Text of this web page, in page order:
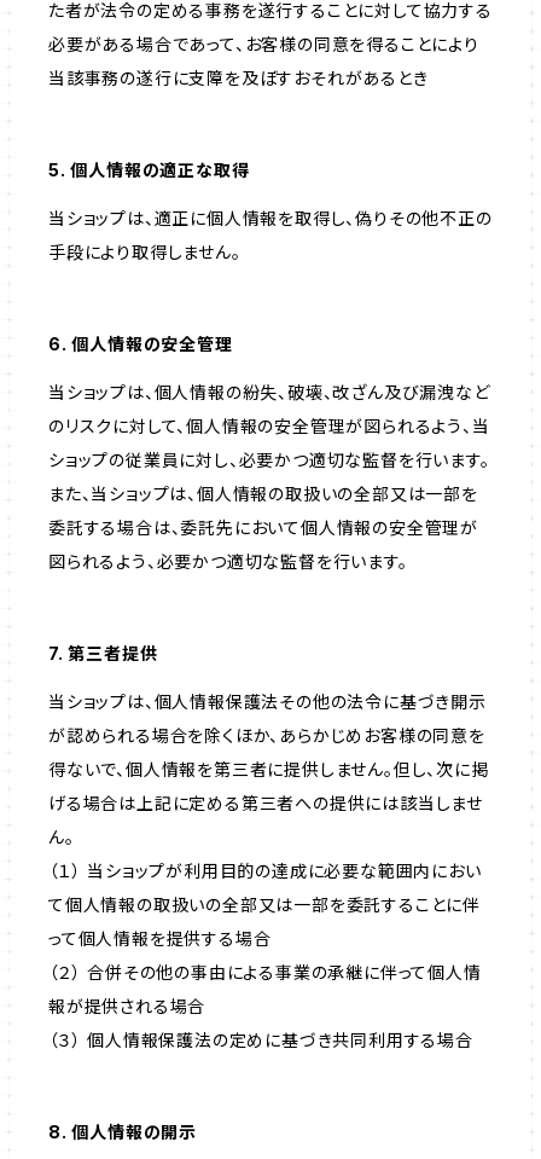
た者が法令の定める事務を遂行することに対して協力する
必要がある場合であって、お客様の同意を得ることにより
当該事務の遂行に支障を及ぼすおそれがあるとき
5. 個人情報の適正な取得
当ショップは、適正に個人情報を取得し、偽りその他不正の
手段により取得しません。
6. 個人情報の安全管理
当ショップは、個人情報の紛失、破壊、改ざん及び漏洩など
のリスクに対して、個人情報の安全管理が図られるよう、当
ショップの従業員に対し、必要かつ適切な監督を行います。
また、当ショップは、個人情報の取扱いの全部又は一部を
委託する場合は、委託先において個人情報の安全管理が
図られるよう、必要かつ適切な監督を行います。
7. 第三者提供
当ショップは、個人情報保護法その他の法令に基づき開示
が認められる場合を除くほか、あらかじめお客様の同意を
得ないで、個人情報を第三者に提供しません。但し、次に掲
げる場合は上記に定める第三者への提供には該当しませ
ん。
（１） 当ショップが利用目的の達成に必要な範囲内におい
て個人情報の取扱いの全部又は一部を委託することに伴
って個人情報を提供する場合
（２） 合併その他の事由による事業の承継に伴って個人情
報が提供される場合
（３） 個人情報保護法の定めに基づき共同利用する場合
8. 個人情報の開示